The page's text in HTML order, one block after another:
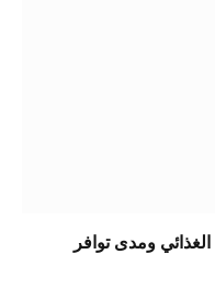
ومدى توافر